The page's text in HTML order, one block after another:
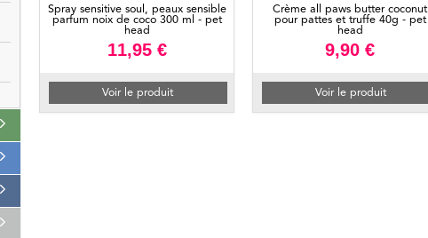
Spray sensitive soul, peaux sensible
parfum noix de coco 300 ml - pet
head
11,95 €
Voir le produit
Crème all paws butter coconut
pour pattes et truffe 40g - pet
head
9,90 €
Voir le produit